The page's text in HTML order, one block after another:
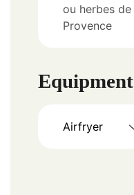
ou herbes de
Provence
Equipment
Airfryer